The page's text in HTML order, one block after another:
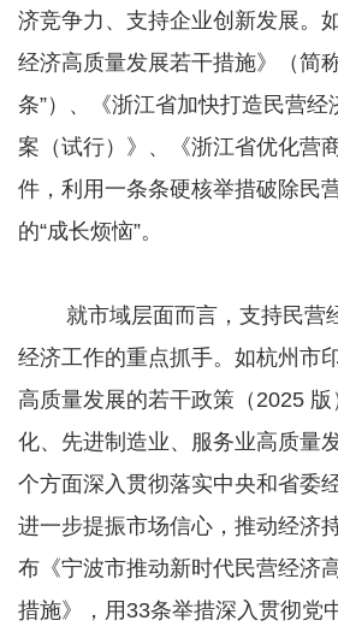
济竞争力、支持企业创新发展。
经济高质量发展若干措施》（简
条”）、《浙江省加快打造民营经
案（试行）》、《浙江省优化营
件，利用一条条硬核举措破除民
的“成长烦恼”。
就市域层面而言，支持民营
经济工作的重点抓手。如杭州市
高质量发展的若干政策（2025
化、先进制造业、服务业高质量
个方面深入贯彻落实中央和省委
进一步提振市场信心，推动经济
布《宁波市推动新时代民营经济
措施》，用33条举措深入贯彻党